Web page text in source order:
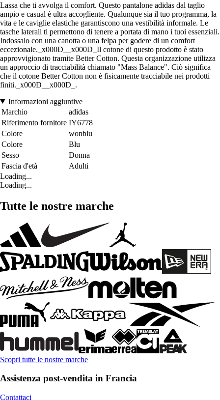
Lassa che ti avvolga il comfort. Questo pantalone adidas dal taglio
ampio e casual è ultra accogliente. Qualunque sia il tuo programma, la
vita e le caviglie elastiche garantiscono una vestibilità informale. Le
tasche laterali ti permettono di tenere a portata di mano i tuoi essenziali.
Indossalo con una canotta o una felpa per godere di un comfort
eccezionale._x000D__x000D_Il cotone di questo prodotto è stato
approvvigionato tramite Better Cotton. Questa organizzazione utilizza
un approccio di tracciabilità chiamato "Mass Balance". Ciò significa
che il cotone Better Cotton non è fisicamente tracciabile nei prodotti
finiti._x000D__x000D_.
Informazioni aggiuntive
Marchio
adidas
Riferimento fornitore IY6778
Colore
wonblu
Colore
Blu
Sesso
Donna
Fascia d'età
Adulti
Loading...
Loading...
Tutte le nostre marche
Scopri tutte le nostre marche
Assistenza post-vendita in Francia
Contattaci